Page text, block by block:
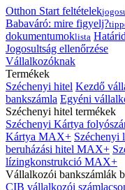
Otthon Start feltételek
Babaváró: mire figyelj?
dokumentumoklista
Jogosultság ellenőrzése
Vállalkozóknak
Termékek
Széchenyi hitel Kezdő
bankszámla Egyéni
Széchenyi hitel termékek
Széchenyi Kártya
Kártya MAX+
beruházási hitel MAX+
lízingkonstrukció MAX+
Vállalkozói bankszámlák
CIB vállalkozói